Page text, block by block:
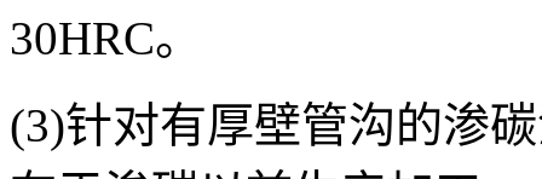
30HRC。
(3)针对有厚壁管沟的渗